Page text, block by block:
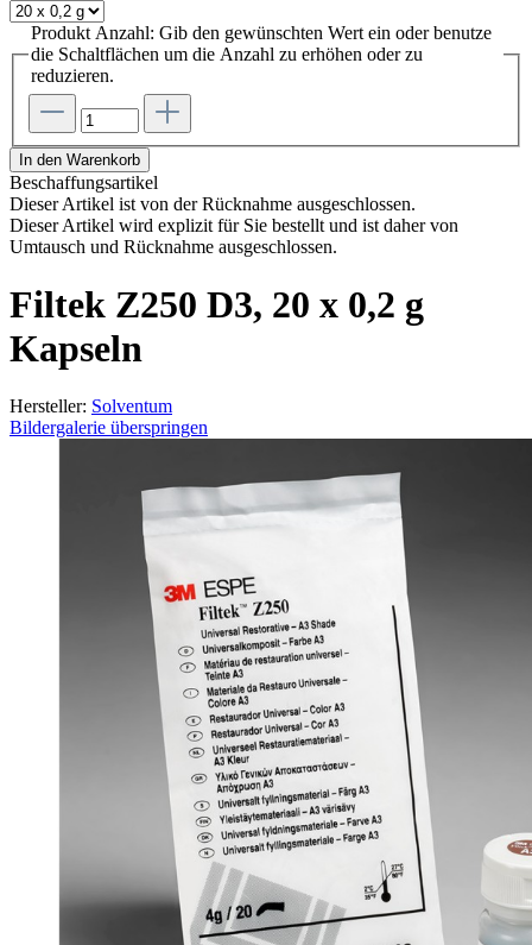
Produkt Anzahl: Gib den gewünschten Wert ein oder benutze
die Schaltflächen um die Anzahl zu erhöhen oder zu
reduzieren.
In den Warenkorb
Beschaffungsartikel
Dieser Artikel ist von der Rücknahme ausgeschlossen.
Dieser Artikel wird explizit für Sie bestellt und ist daher von
Umtausch und Rücknahme ausgeschlossen.
Filtek Z250 D3, 20 x 0,2 g
Kapseln
Hersteller: Solventum
Bildergalerie überspringen